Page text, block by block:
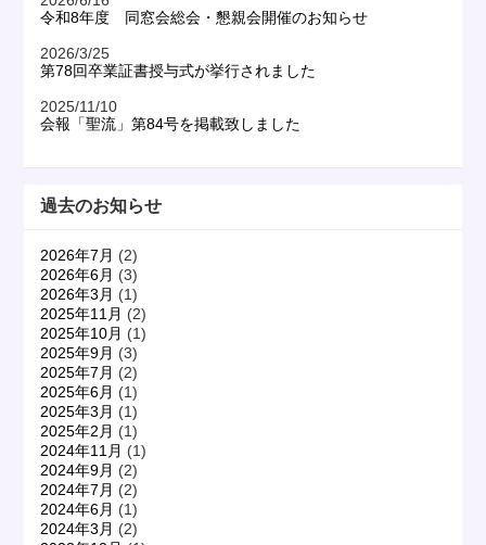
令和8年度 同窓会総会・懇親会開催のお知らせ
2026/3/25
第78回卒業証書授与式が挙行されました
2025/11/10
会報「聖流」第84号を掲載致しました
過去のお知らせ
2026年7月 (2)
2026年6月 (3)
2026年3月 (1)
2025年11月 (2)
2025年10月 (1)
2025年9月 (3)
2025年7月 (2)
2025年6月 (1)
2025年3月 (1)
2025年2月 (1)
2024年11月 (1)
2024年9月 (2)
2024年7月 (2)
2024年6月 (1)
2024年3月 (2)